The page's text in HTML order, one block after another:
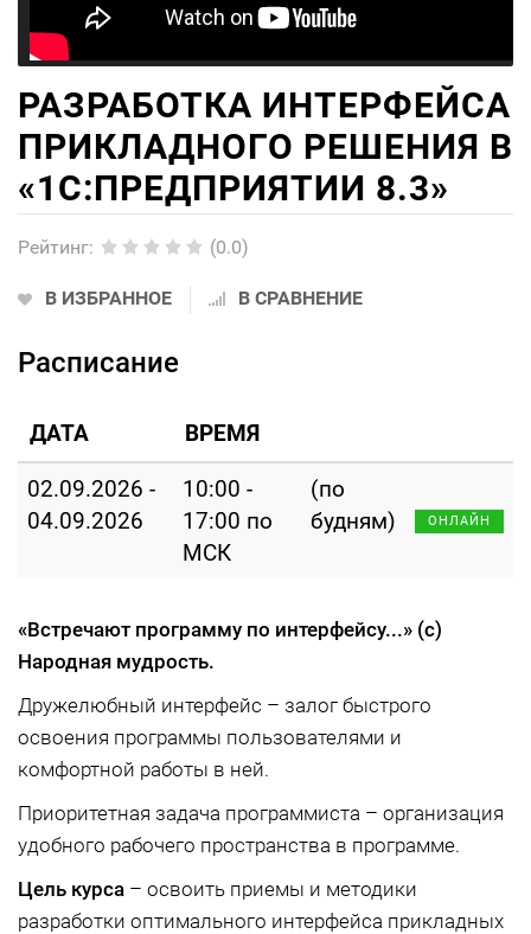
РАЗРАБОТКА ИНТЕРФЕЙСА
ПРИКЛАДНОГО РЕШЕНИЯ В
«1С:ПРЕДПРИЯТИИ 8.3»
Рейтинг: (0.0)
В ИЗБРАННОЕ В СРАВНЕНИЕ
Расписание
ДАТА ВРЕМЯ
02.09.2026 -
04.09.2026
10:00 -
17:00 по
МСК
(по
будням)
ОНЛАЙН
«Встречают программу по интерфейсу...» (с)
Народная мудрость.
Дружелюбный интерфейс – залог быстрого
освоения программы пользователями и
комфортной работы в ней.
Приоритетная задача программиста – организация
удобного рабочего пространства в программе.
Цель курса – освоить приемы и методики
разработки оптимального интерфейса прикладных